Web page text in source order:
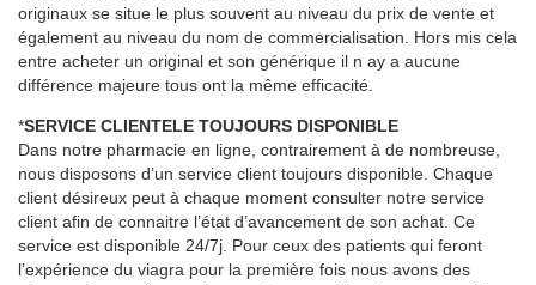
originaux se situe le plus souvent au niveau du prix de vente et
également au niveau du nom de commercialisation. Hors mis cela
entre acheter un original et son générique il n ay a aucune
différence majeure tous ont la même efficacité.
*SERVICE CLIENTELE TOUJOURS DISPONIBLE
Dans notre pharmacie en ligne, contrairement à de nombreuse,
nous disposons d’un service client toujours disponible. Chaque
client désireux peut à chaque moment consulter notre service
client afin de connaitre l’état d’avancement de son achat. Ce
service est disponible 24/7j. Pour ceux des patients qui feront
l’expérience du viagra pour la première fois nous avons des